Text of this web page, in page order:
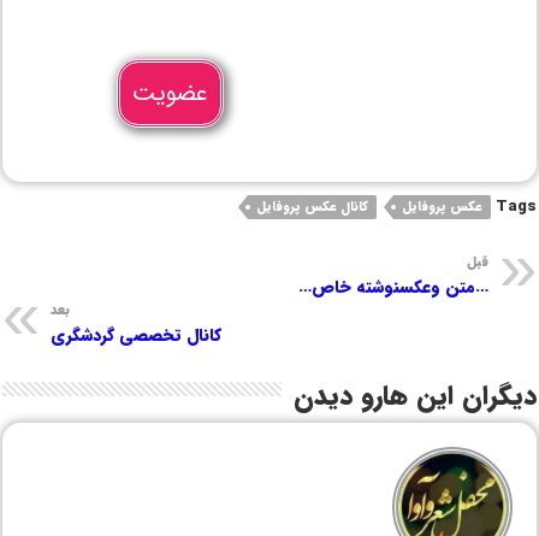
عضویت
Tags عکس پروفایل کانال عکس پروفایل
قبل
…متن وعکسنوشته خاص…
بعد
کانال تخصصی گردشگری
دیگران این هارو دیدن